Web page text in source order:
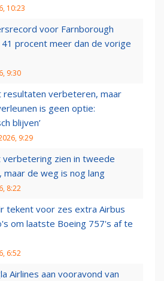
10:23
voor Farnborough
41 procent meer dan de vorige
9:30
resultaten verbeteren, maar
is geen optie:
blijven’
9:29
verbetering zien in tweede
maar de weg is nog lang
8:22
tekent voor zes extra Airbus
om laatste Boeing 757's af te
6:52
Airlines aan vooravond van